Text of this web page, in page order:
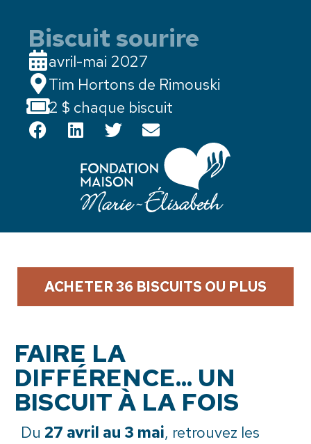
Biscuit sourire
avril-mai 2027
Tim Hortons de Rimouski
2 $ chaque biscuit
ACHETER 36 BISCUITS OU PLUS
FAIRE LA
DIFFÉRENCE... UN
BISCUIT À LA FOIS
Du 27 avril au 3 mai, retrouvez les